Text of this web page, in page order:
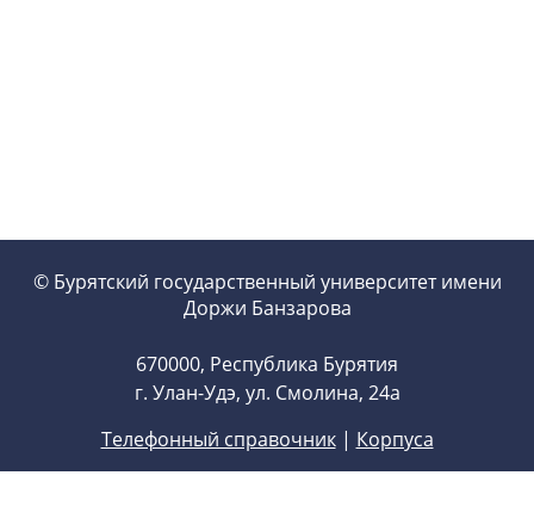
© Бурятский государственный университет имени
Доржи Банзарова
670000, Республика Бурятия
г. Улан-Удэ, ул. Смолина, 24а
Телефонный справочник| Корпуса